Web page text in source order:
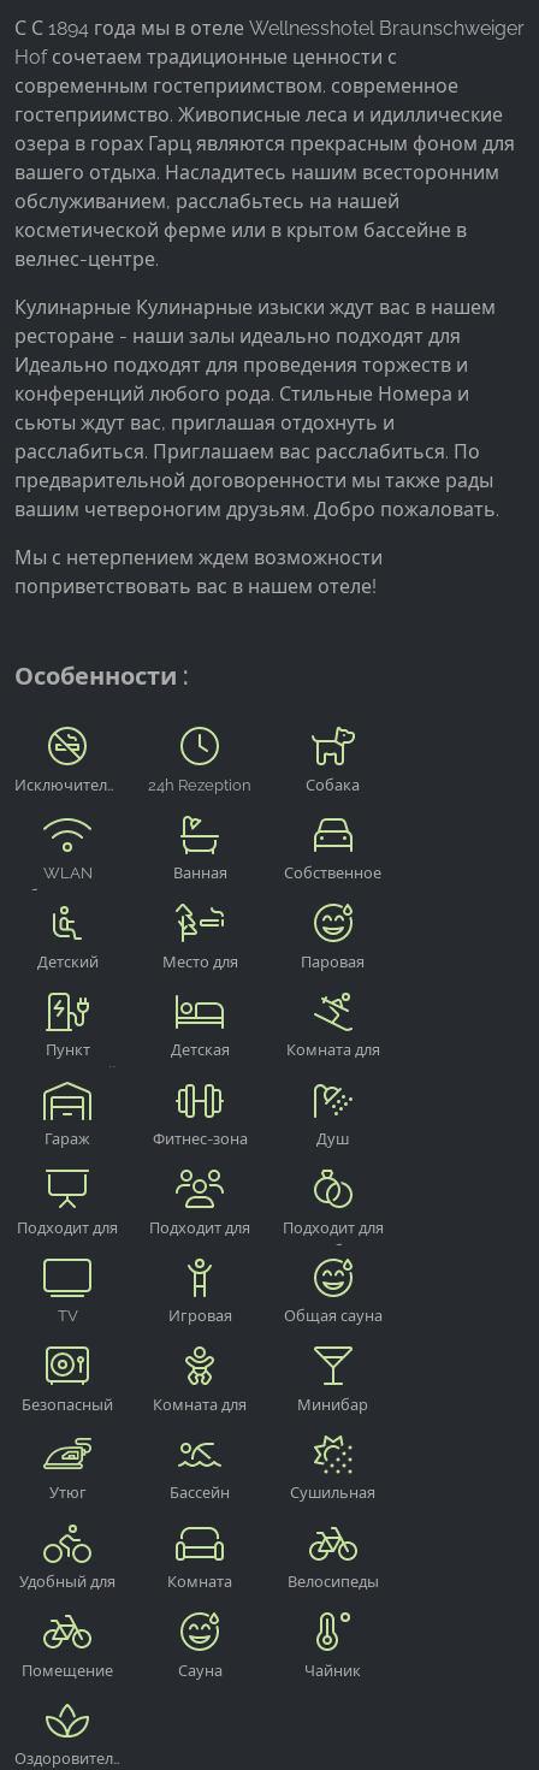
С С 1894 года мы в отеле Wellnesshotel Braunschweiger
Hof сочетаем традиционные ценности с
современным гостеприимством. современное
гостеприимство. Живописные леса и идиллические
озера в горах Гарц являются прекрасным фоном для
вашего отдыха. Насладитесь нашим всесторонним
обслуживанием, расслабьтесь на нашей
косметической ферме или в крытом бассейне в
велнес-центре.
Кулинарные Кулинарные изыски ждут вас в нашем
ресторане - наши залы идеально подходят для
Идеально подходят для проведения торжеств и
конференций любого рода. Стильные Номера и
сьюты ждут вас, приглашая отдохнуть и
расслабиться. Приглашаем вас расслабиться. По
предварительной договоренности мы также рады
вашим четвероногим друзьям. Добро пожаловать.
Мы с нетерпением ждем возможности
поприветствовать вас в нашем отеле!
Особенности :
Исключительно
24h Rezeption
Собака
WLAN
бесплатно
Ванная
Собственное
место
Детский
кормления
Место для
улице
Паровая
Пункт
электронной
зарядки
Детская
кроватка
Комната для
лыж
Гараж Фитнес-зона Душ
Подходит для
Подходит для
Подходит для
свадебных
торжеств
TV
Игровая
Общая сауна
Безопасный
Комната для
младенцев
Минибар
Утюг Бассейн
Сушильная
Удобный для
Комната
Велосипеды
Помещение
велосипедов
Сауна Чайник
Оздоровительный
Facebook Pixel
_fbp, fr, _fbq, fbq
Provider:
Facebook Ireland Ltd.
Purpose:
Измерение рекламы и маркетинг
3 месяца - 1 год
СТАТИСТИКА
Статистические Cookies собирают информацию
анонимно. Эта информация помогает нам
понять, как наши посетители используют наш
Google Analytics
сайта
Cookie duration: